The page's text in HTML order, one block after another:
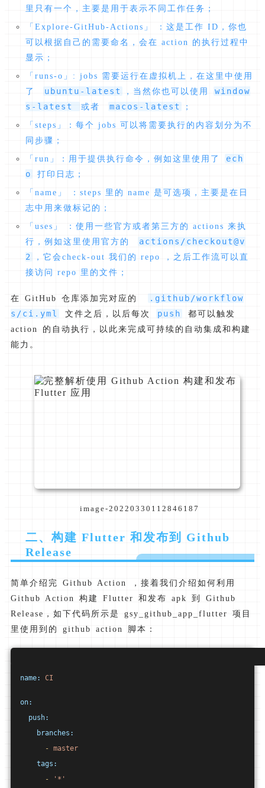
里只有一个，主要是用于表示不同工作任务；
「Explore-GitHub-Actions」 ：这是工作 ID，你也
可以根据自己的需要命名，会在 action 的执行过程中
显示；
「runs-o」: jobs 需要运行在虚拟机上，在这里中使用
了
ubuntu-latest ，当然你也可以使用
window
s-latest
或者 macos-latest ；
「steps」：每个 jobs 可以将需要执行的内容划分为不
同步骤；
「run」：用于提供执行命令，例如这里使用了
ech
o
打印日志；
「name」 ：steps 里的 name 是可选项，主要是在日
志中用来做标记的；
「uses」 ：使用一些官方或者第三方的 actions 来执
行，例如这里使用官方的
actions/checkout@v
2
，它会check-out 我们的 repo ，之后工作流可以直
接访问 repo 里的文件；
在 GitHub 仓库添加完对应的
.github/workflow
s/ci.yml
文件之后，以后每次 push
都可以触发
action 的自动执行，以此来完成可持续的自动集成和构建
能力。
image-20220330112846187
二、构建 Flutter 和发布到 Github
Release
简单介绍完 Github Action ，接着我们介绍如何利用
Github Action 构建 Flutter 和发布 apk 到 Github
Release，如下代码所示是 gsy_github_app_flutter 项目
里使用到的 github action 脚本：
name: CI
on:
push:
branches:
- master
tags:
-
'*'